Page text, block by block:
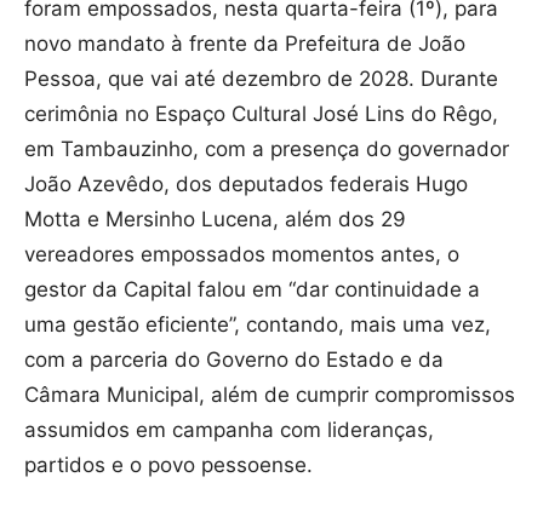
foram empossados, nesta quarta-feira (1º), para
novo mandato à frente da Prefeitura de João
Pessoa, que vai até dezembro de 2028. Durante
cerimônia no Espaço Cultural José Lins do Rêgo,
em Tambauzinho, com a presença do governador
João Azevêdo, dos deputados federais Hugo
Motta e Mersinho Lucena, além dos 29
vereadores empossados momentos antes, o
gestor da Capital falou em “dar continuidade a
uma gestão eficiente”, contando, mais uma vez,
com a parceria do Governo do Estado e da
Câmara Municipal, além de cumprir compromissos
assumidos em campanha com lideranças,
partidos e o povo pessoense.